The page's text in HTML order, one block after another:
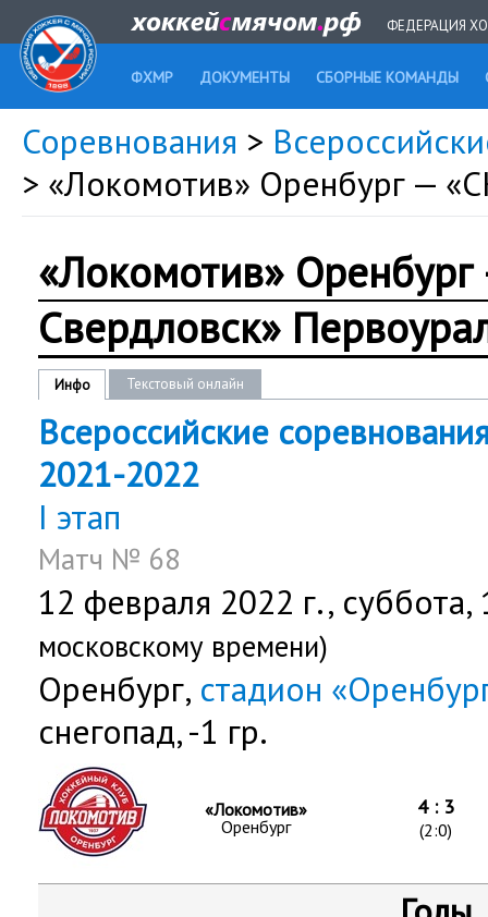
ФЕДЕРАЦИЯ
ФХМР ДОКУМЕНТЫ СБОРНЫЕ КОМАНДЫ
Соревнования >
> «Локомотив» Оренбург —
«Локомотив»
Свердловск»
Инфо Текстовый онлайн
Всероссийские
2021-2022
I этап
Матч № 68
12 февраля 2022 г., суббота,
московскому времени)
Оренбург, стадион
снегопад, -1 гр.
«Локомотив»
Оренбург
4 : 3
(2:0)